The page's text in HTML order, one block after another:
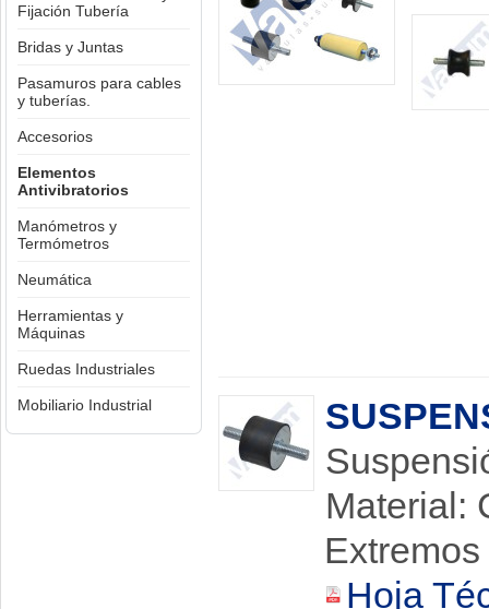
Fijación Tubería
Bridas y Juntas
Pasamuros para cables
y tuberías.
Accesorios
Elementos
Antivibratorios
Manómetros y
Termómetros
Neumática
Herramientas y
Máquinas
Ruedas Industriales
Mobiliario Industrial
Material:
Hoja